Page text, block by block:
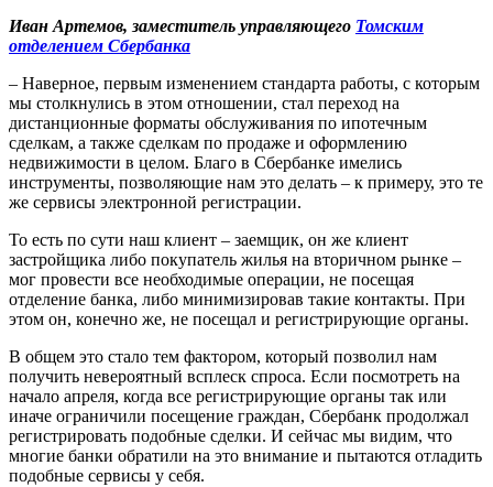
Иван Артемов, заместитель управляющего Томским
отделением Сбербанка
– Наверное, первым изменением стандарта работы, с которым
мы столкнулись в этом отношении, стал переход на
дистанционные форматы обслуживания по ипотечным
сделкам, а также сделкам по продаже и оформлению
недвижимости в целом. Благо в Сбербанке имелись
инструменты, позволяющие нам это делать – к примеру, это те
же сервисы электронной регистрации.
То есть по сути наш клиент – заемщик, он же клиент
застройщика либо покупатель жилья на вторичном рынке –
мог провести все необходимые операции, не посещая
отделение банка, либо минимизировав такие контакты. При
этом он, конечно же, не посещал и регистрирующие органы.
В общем это стало тем фактором, который позволил нам
получить невероятный всплеск спроса. Если посмотреть на
начало апреля, когда все регистрирующие органы так или
иначе ограничили посещение граждан, Сбербанк продолжал
регистрировать подобные сделки. И сейчас мы видим, что
многие банки обратили на это внимание и пытаются отладить
подобные сервисы у себя.